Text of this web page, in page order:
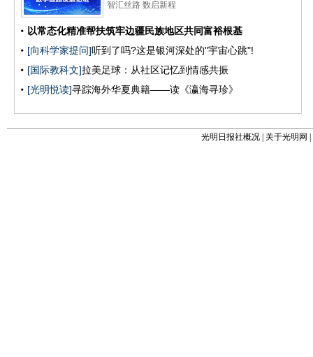
光明日报社概况 关于光明网